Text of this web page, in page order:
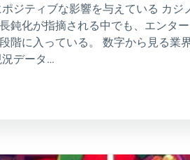
ジティブな影響を与えている カ
鈍化が指摘される中でも、エンタ
階に入っている。 数字から見る
データ…